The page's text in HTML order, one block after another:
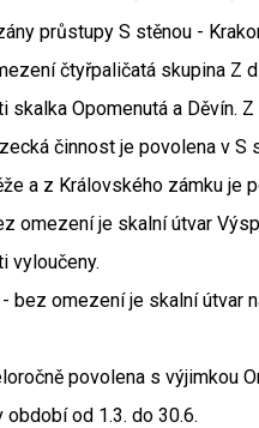
průstupy S stěnou -
čtyřpaličatá skupina Z
Opomenutá a Děvín.
činnost je povolena v S
a z Královského zámku je
omezení je skalní útvar
vyloučeny.
- bez omezení je skalní útvar
povolena s výjimkou
od 1.3. do 30.6.